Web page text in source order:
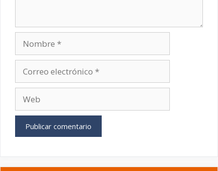
electrónico